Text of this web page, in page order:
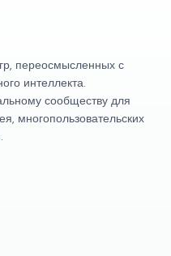
переосмысленных с
интеллекта.
сообществу для
многопользовательских